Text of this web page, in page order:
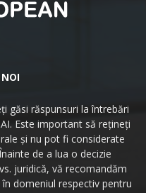
găsi răspunsuri la întrebări
Este important să rețineți
și nu pot fi considerate
de a lua o decizie
juridică, vă recomandăm
domeniul respectiv pentru